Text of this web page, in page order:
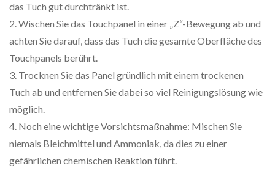
das Tuch gut durchtränkt ist.
2. Wischen Sie das Touchpanel in einer „Z“-Bewegung ab und
achten Sie darauf, dass das Tuch die gesamte Oberfläche des
Touchpanels berührt.
3. Trocknen Sie das Panel gründlich mit einem trockenen
Tuch ab und entfernen Sie dabei so viel Reinigungslösung wie
möglich.
4. Noch eine wichtige Vorsichtsmaßnahme: Mischen Sie
niemals Bleichmittel und Ammoniak, da dies zu einer
gefährlichen chemischen Reaktion führt.